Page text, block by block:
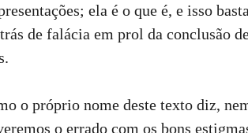
ela é o que é, e isso
de falácia em prol da conclusão
o próprio nome deste texto diz,
o errado com os bons